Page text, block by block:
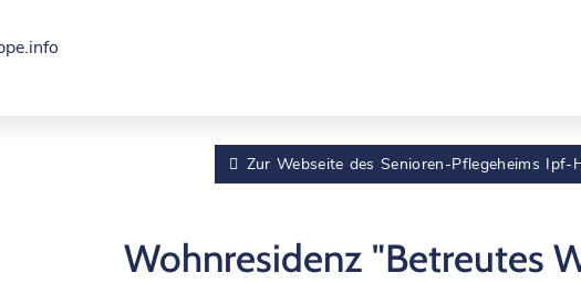
Zur Webseite des Senioren-Pflegeheims Ipf-
Wohnresidenz "Betreutes